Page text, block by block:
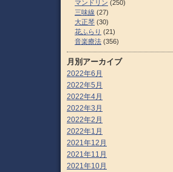
マンドリン (250)
三味線 (27)
大正琴 (30)
花ふらり (21)
音楽療法 (356)
月別アーカイブ
2022年6月
2022年5月
2022年4月
2022年3月
2022年2月
2022年1月
2021年12月
2021年11月
2021年10月